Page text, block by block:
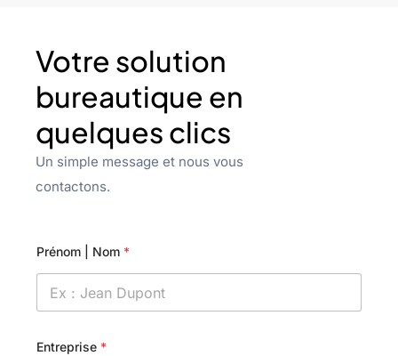
Votre solution
bureautique en
quelques clics
Un simple message et nous vous
contactons.
Prénom | Nom *
Entreprise *